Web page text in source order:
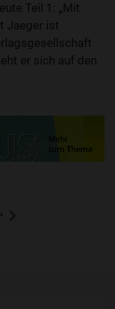
Teil 1: „Mit
Jaeger ist
er sich auf den